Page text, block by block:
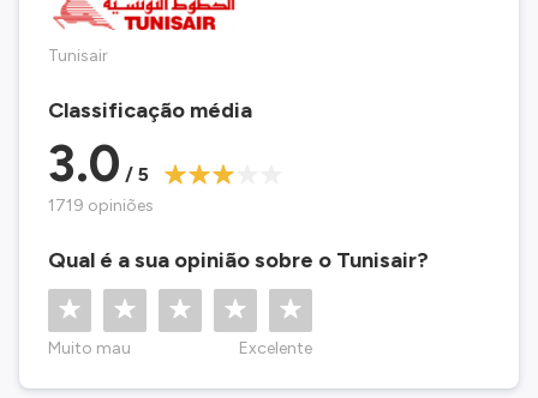
Tunisair
Classificação média
3.0 / 5
1719 opiniões
Qual é a sua opinião sobre o Tunisair?
Muito mau Excelente